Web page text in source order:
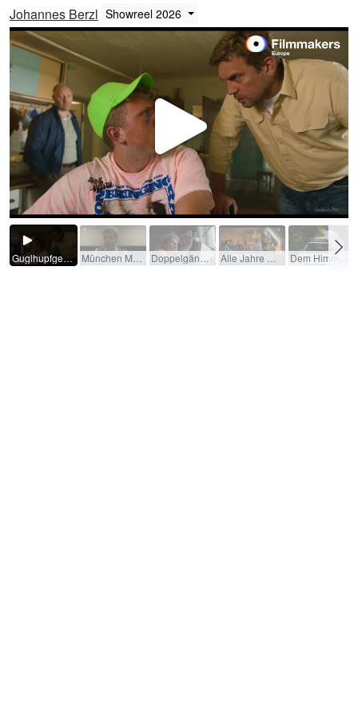
Johannes Berzl Showreel 2026
Video
Guglhupfgeschwader (Kinofilm) / 2022 / Rolle: Lotto-Otto / R: Ed Herzog Doppelgänger (Mittellangfilm) / 2025 / Rolle: Benedict / R: Dominik Graf Alle Jahre wieder (TV-Film (Reihe)) / 2024 / Rolle: Ecki / R: Felix Herzogenrath